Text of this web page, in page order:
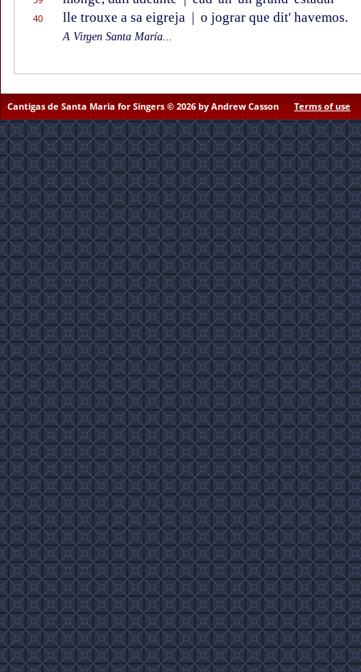
40 lle trouxe a sa eigreja | o jograr que dit' havemos.
A Virgen Santa María...
Cantigas de Santa Maria for Singers © 2026 by Andrew Casson Terms of use